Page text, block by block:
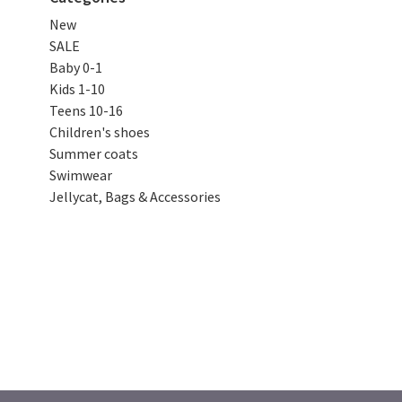
New
SALE
Baby 0-1
Kids 1-10
Teens 10-16
Children's shoes
Summer coats
Swimwear
Jellycat, Bags & Accessories